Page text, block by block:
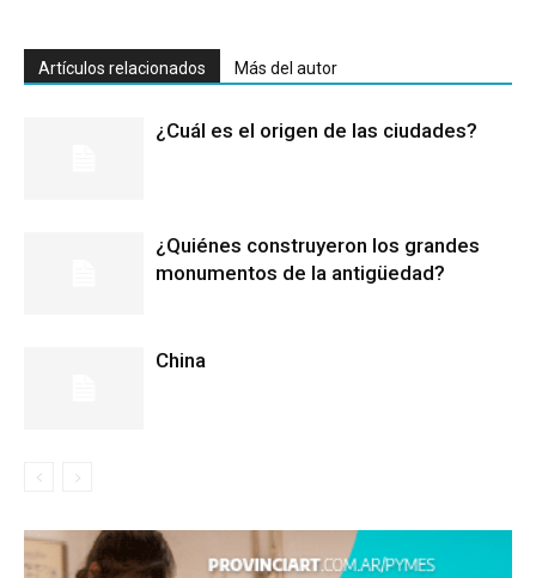
Artículos relacionados Más del autor
¿Cuál es el origen de las ciudades?
¿Quiénes construyeron los grandes
monumentos de la antigüedad?
China